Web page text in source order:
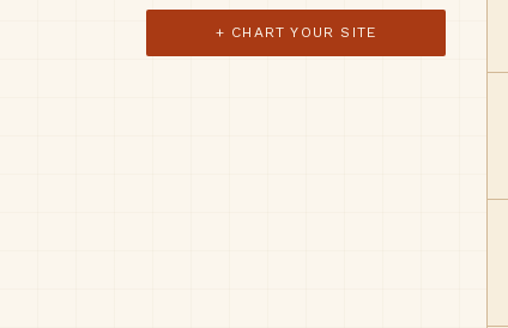
+ CHART YOUR SITE